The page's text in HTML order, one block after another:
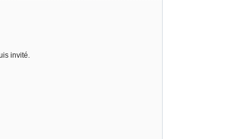
invité.